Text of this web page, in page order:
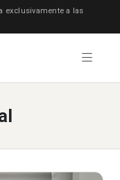
exclusivamente a las